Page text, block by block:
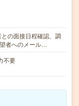
の面接日程確認、調
者へのメール…
不要